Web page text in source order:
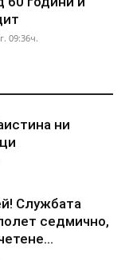
09:36ч.
ни
Службата
седмично,